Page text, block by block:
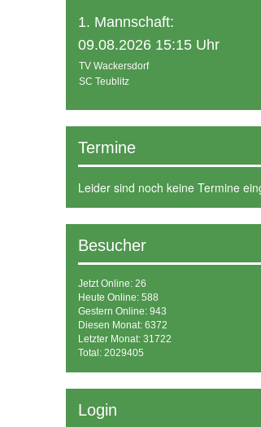
1. Mannschaft:
09.08.2026 15:15 Uhr
TV Wackersdorf
SC Teublitz
Termine
Leider sind noch keine Termine
Besucher
Jetzt Online: 26
Heute Online: 588
Gestern Online: 943
Diesen Monat: 6372
Letzter Monat: 31722
Total: 2029405
Login